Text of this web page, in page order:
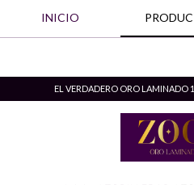
INICIO
EL VERDADERO ORO LAMINADO